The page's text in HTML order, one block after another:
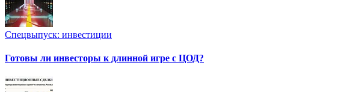
Спецвыпуск: инвестиции
Готовы ли инвесторы к длинной игре с ЦОД?